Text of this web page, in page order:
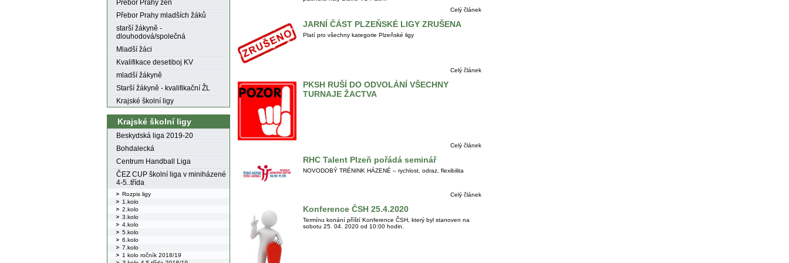
Přebor Prahy žen
Přebor Prahy mladších žáků
starší žákyně -
dlouhodová/společná
Mladší žáci
Kvalifikace desetiboj KV
mladší žákyně
Starší žákyně - kvalifikační ŽL
Krajské školní ligy
Krajské školní ligy
Beskydská liga 2019-20
Bohdalecká
Centrum Handball Liga
ČEZ CUP školní liga v miniházené
4-5..třída
Rozpis ligy
1.kolo
2.kolo
3.kolo
4.kolo
5.kolo
6.kolo
7.kolo
1 kolo ročník 2018/19
Celý článek
JARNÍ ČÁST PLZEŇSKÉ LIGY ZRUŠENA
Platí pro všechny kategorie Plzeňské ligy
Celý článek
PKSH RUŠÍ DO ODVOLÁNÍ VŠECHNY
TURNAJE ŽACTVA
Celý článek
RHC Talent Plzeň pořádá seminář
NOVODOBÝ TRÉNINK HÁZENÉ – rychlost, odraz, flexibilita
Celý článek
Konference ČSH 25.4.2020
Termínu konání příští Konference ČSH, který byl stanoven na
sobotu 25. 04. 2020 od 10:00 hodin.